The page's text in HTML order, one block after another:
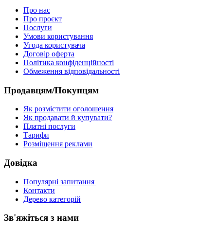
Про нас
Про проєкт
Послуги
Умови користування
Угода користувача
Договір оферта
Політика конфіденційності
Обмеження відповідальності
Продавцям/Покупцям
Як розмістити оголошення
Як продавати й купувати?
Платні послуги
Тарифи
Розміщення реклами
Довідка
Популярні запитання
Контакти
Дерево категорій
Зв'яжіться з нами